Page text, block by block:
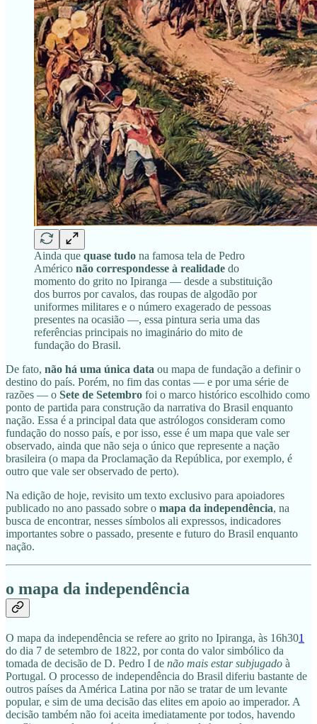
Ainda que quase tudo na famosa tela de Pedro
Américo não correspondesse à realidade do
momento do grito no Ipiranga — desde a substituição
dos burros por cavalos, das roupas de algodão por
uniformes militares e o número exagerado de pessoas
presentes na ocasião —, essa pintura seria uma das
referências principais no imaginário do mito de
fundação do Brasil.
De fato, não há uma única data ou mapa de fundação a definir o
destino do país. Porém, no fim das contas — e por uma série de
razões — o Sete de Setembro foi o marco histórico escolhido como
ponto de partida para construção da narrativa do Brasil enquanto
nação. Essa é a principal data que astrólogos consideram como
fundação do nosso país, e por isso, esse é um mapa que vale ser
observado, ainda que não seja o único que represente a nação
brasileira (o mapa da Proclamação da República, por exemplo, é
outro que vale ser observado de perto).
Na edição de hoje, revisito um texto exclusivo para apoiadores
publicado no ano passado sobre o mapa da independência, na
busca de encontrar, nesses símbolos ali expressos, indicadores
importantes sobre o passado, presente e futuro do Brasil enquanto
nação.
o mapa da independência
O mapa da independência se refere ao grito no Ipiranga, às 16h301
do dia 7 de setembro de 1822, por conta do valor simbólico da
tomada de decisão de D. Pedro I de não mais estar subjugado à
Portugal. O processo de independência do Brasil diferiu bastante de
outros países da América Latina por não se tratar de um levante
popular, e sim de uma decisão das elites em apoio ao imperador. A
decisão também não foi aceita imediatamente por todos, havendo